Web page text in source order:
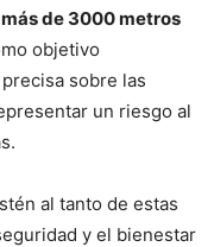
de 3000 metros
objetivo
sobre las
un riesgo al
al tanto de estas
y el bienestar